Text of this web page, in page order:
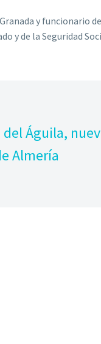
y funcionario
y de la Seguridad
Águila,
Almería